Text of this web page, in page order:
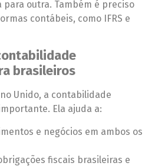
para outra. Também é preciso
contábeis, como IFRS e
brasileiros
Unido, a contabilidade
Ela ajuda a:
e negócios em ambos os
fiscais brasileiras e